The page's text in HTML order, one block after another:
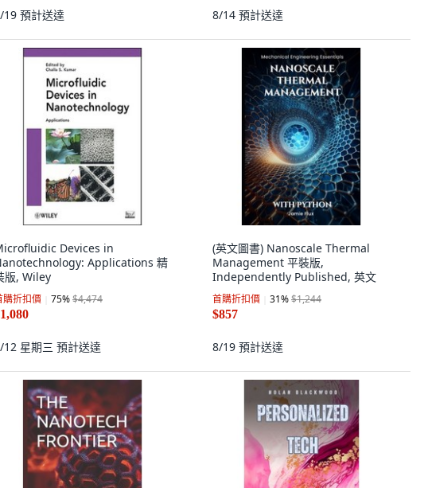
19 預計送達 8/14 預計送達
Devices in
Applications 精
版, Wiley
購折扣價 75%$4,474
12 星期三 預計送達
(英文圖書) Nanoscale Thermal
Management 平裝版,
Independently Published, 英文
首購折扣價 31%$1,244
$857
8/19 預計送達